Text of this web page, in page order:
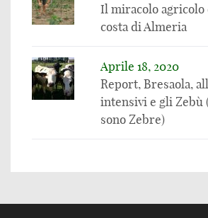
Il miracolo agricolo
costa di Almeria
Aprile 18, 2020
Report, Bresaola,
intensivi e gli Zebù
sono Zebre)